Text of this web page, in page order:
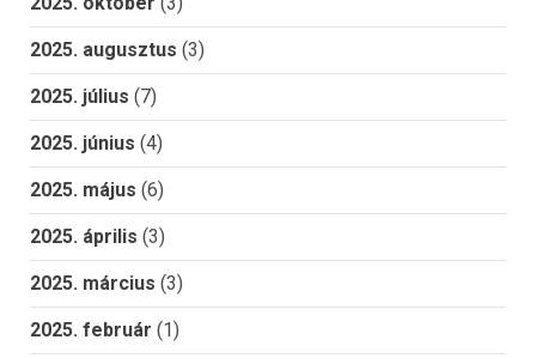
2025. augusztus (3)
2025. július (7)
2025. június (4)
2025. május (6)
2025. április (3)
2025. március (3)
2025. február (1)